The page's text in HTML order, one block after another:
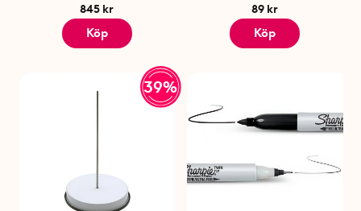
845 kr
Köp
89 kr
Köp
39%